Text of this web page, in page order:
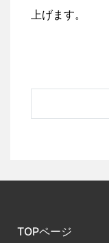
上げます。
TOPページ